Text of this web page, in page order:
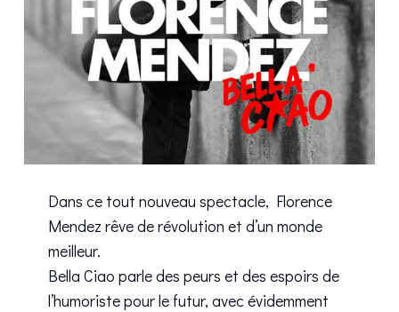
Dans ce tout nouveau spectacle, Florence
Mendez rêve de révolution et d’un monde
meilleur.
Bella Ciao parle des peurs et des espoirs de
l’humoriste pour le futur, avec évidemment